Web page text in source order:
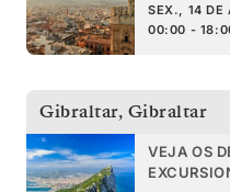
SEX., 14 DE
00:00 -
Gibraltar, Gibraltar
VEJA OS